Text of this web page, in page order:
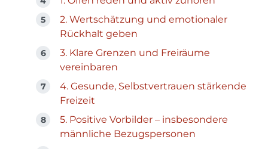
2. Wertschätzung und emotionaler
Rückhalt geben
3. Klare Grenzen und Freiräume
vereinbaren
4. Gesunde, Selbstvertrauen stärkende
Freizeit
5. Positive Vorbilder – insbesondere
männliche Bezugspersonen